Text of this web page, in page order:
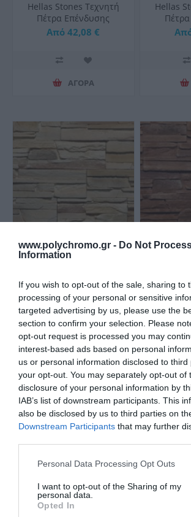
www.polychromo.gr - Do Not
Information
If you wish to opt-out of the sale, sharing to
processing of your personal or sensitive
targeted advertising by us, please use the
section to confirm your selection. Please
opt-out request is processed you may
interest-based ads based on personal
us or personal information disclosed to
your opt-out. You may separately opt-out of
disclosure of your personal information by
IAB’s list of downstream participants. This
also be disclosed by us to third parties on
Downstream Participants that may further
Please note that this website/app uses one
not limited to your visit or usage behaviour.
grant or deny consent to Google and its
use your data for below specified purposes
Personal Data Processing Opt Outs
I want to opt-out of the Sharing of my
personal data.
Opted In
Hellas Stones Τεχνητή
Πέτρα Επένδυσης
Malvasia Grey & Corner
Από 42,08 €
ΑΓΟΡΑ
Hellas
Hellas Stones Τεχνητή
Natural Sunny Old &
Corner
ΑΓΟΡΑ
Natural
Hellas Stones Τεχνητή